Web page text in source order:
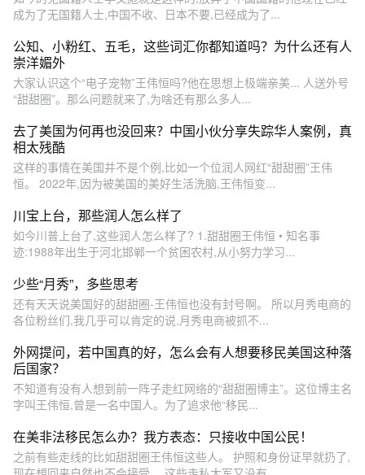
成为了无国籍人士,中国不收、日本不要,已经成为了...
公知、小粉红、五毛，这些词汇你都知道吗？为什么还有人
崇洋媚外
大家认识这个“电子宠物”王伟恒吗?他在思想上极端亲美... 人送外号
“甜甜圈”。那么问题就来了,为啥还有那么多人...
去了美国为何再也没回来？中国小伙分享失踪华人案例，真
相太残酷
这样的事情在美国并不是个例,比如一个位润人网红“甜甜圈”王伟
恒。 2022年,因为被美国的美好生活洗脑,王伟恒变...
川宝上台，那些润人怎么样了
如今川普上台了,这些润人怎么样了? 1.甜甜圈王伟恒 • 知名事
迹:1988年出生于河北邯郸一个贫困农村,从小努力学习...
少些“月秀”，多些思考
还有天天说美国好的甜甜圈-王伟恒也没有封号啊。 所以月秀电商的
各位粉丝们,我几乎可以肯定的说,月秀电商被抓不...
外网提问，若中国真的好，怎么会有人想要移民美国这种落
后国家？
不知道有没有人想到前一阵子走红网络的“甜甜圈博主”。这位博主名
字叫王伟恒,曾是一名中国人。为了追求他“移民...
在美非法移民怎么办？我方表态：只接收中国公民！
之前有些走线的比如甜甜圈王伟恒这些人。 护照和身份证早就扔了,